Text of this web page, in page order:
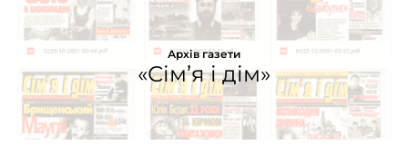
Архів газети
«Сім’я і дім»